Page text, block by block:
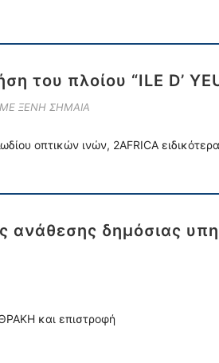
του πλοίου “ILE D’
ΜΕ ΞΕΝΗ ΣΗΜΑΙΑ
οπτικών ινών, 2AFRICA
δημόσιας
και επιστροφή